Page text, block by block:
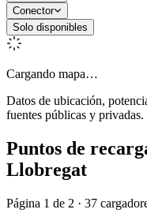
Conector
Solo disponibles
Cargando mapa…
Datos de ubicación,
fuentes públicas y
Puntos de
Llobregat
Página 1 de 2 · 37